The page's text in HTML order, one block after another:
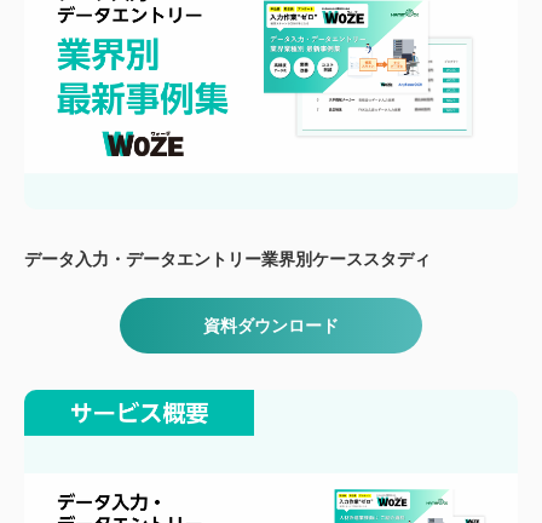
データ入力・データエントリー業界別ケーススタディ
資料ダウンロード